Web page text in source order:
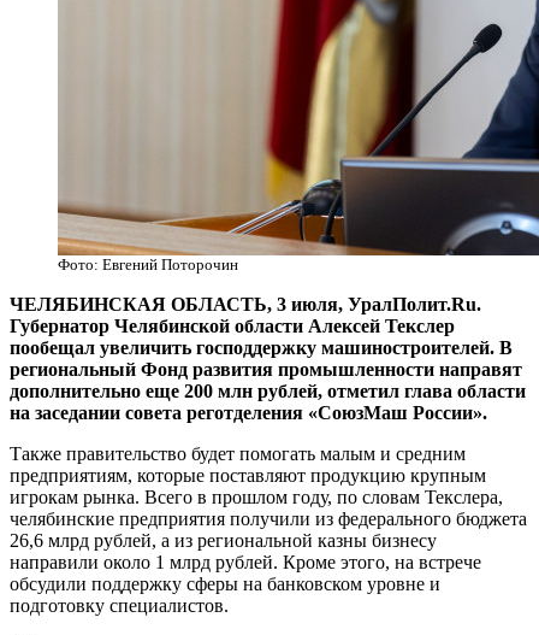
Фото: Евгений Поторочин
ЧЕЛЯБИНСКАЯ ОБЛАСТЬ, 3 июля, УралПолит.Ru.
Губернатор Челябинской области Алексей Текслер
пообещал увеличить господдержку машиностроителей. В
региональный Фонд развития промышленности направят
дополнительно еще 200 млн рублей, отметил глава области
на заседании совета реготделения «СоюзМаш России».
Также правительство будет помогать малым и средним
предприятиям, которые поставляют продукцию крупным
игрокам рынка. Всего в прошлом году, по словам Текслера,
челябинские предприятия получили из федерального бюджета
26,6 млрд рублей, а из региональной казны бизнесу
направили около 1 млрд рублей. Кроме этого, на встрече
обсудили поддержку сферы на банковском уровне и
подготовку специалистов.